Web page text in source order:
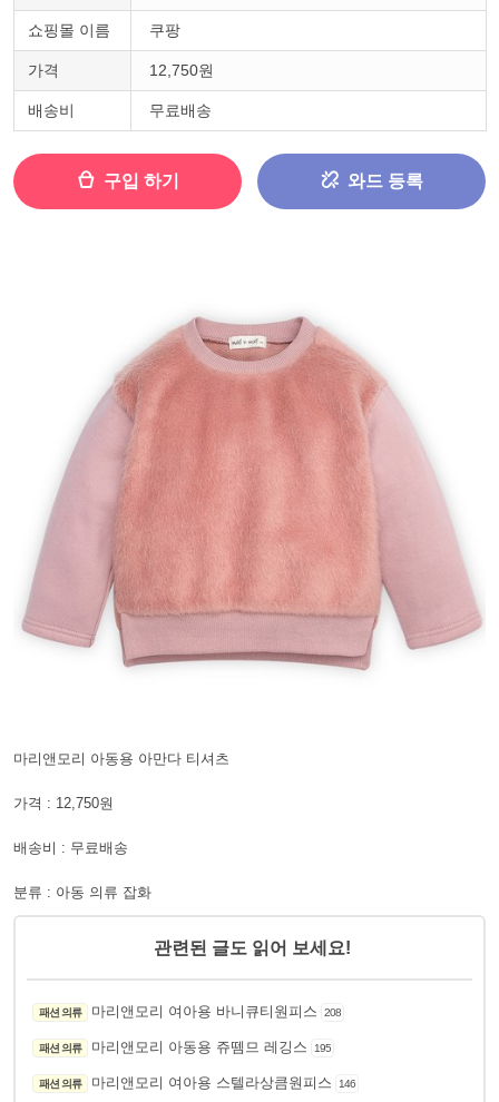
쇼핑몰 이름 쿠팡
가격 12,750원
배송비 무료배송
구입 하기 와드 등록
마리앤모리 아동용 아만다 티셔츠
가격 : 12,750원
배송비 : 무료배송
분류 : 아동 의류 잡화
관련된 글도 읽어 보세요!
패션 의류 마리앤모리 여아용 바니큐티원피스 208
패션 의류 마리앤모리 아동용 쥬뗌므 레깅스 195
패션 의류 마리앤모리 여아용 스텔라상큼원피스 146